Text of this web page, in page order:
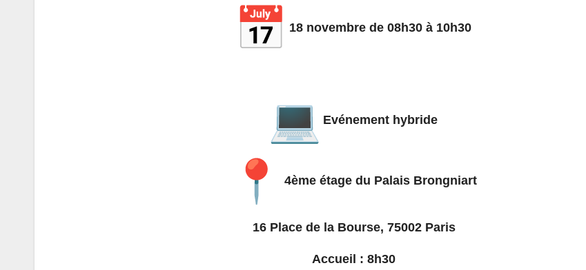
18 novembre de 08h30 à 10h30
Evénement hybride
4ème étage du Palais Brongniart
16 Place de la Bourse, 75002 Paris
Accueil : 8h30